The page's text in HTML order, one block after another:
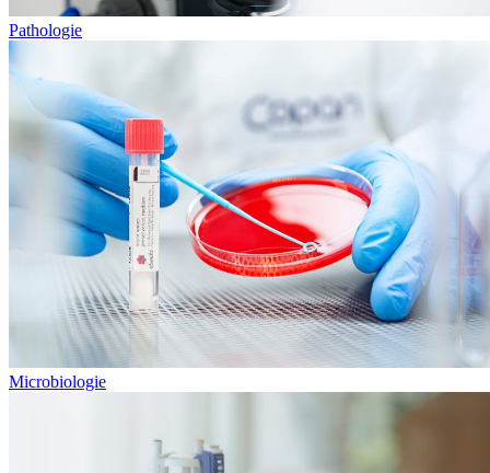
Pathologie
Microbiologie